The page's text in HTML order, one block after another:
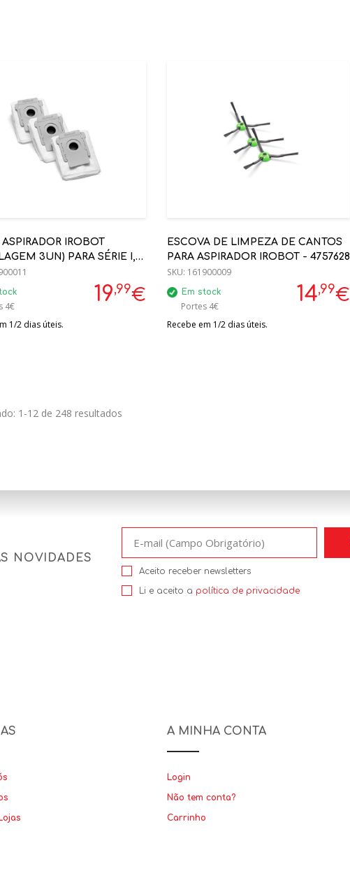
IROBOT
3UN) PARA SÉRIE I,
19,99€
4€
1/2 dias úteis.
ESCOVA DE LIMPEZA DE CANTOS
PARA ASPIRADOR IROBOT - 4757628
14,99€
SKU: 161900009
Em stock
Portes 4€
Recebe em 1/2 dias úteis.
1-12 de 248 resultados
NOVIDADES
Aceito receber newsletters
Li e aceito a política de privacidade
A MINHA CONTA
Login
Não tem conta?
Carrinho